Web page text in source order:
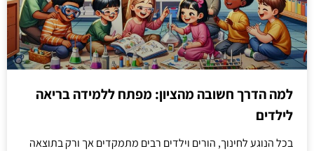
למה הדרך חשובה מהציון: מפתח ללמידה בריאה
לילדים
בכל הנוגע לחינוך, הורים וילדים רבים מתמקדים אך ורק בתוצאה